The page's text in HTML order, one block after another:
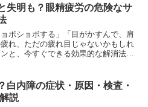
失明も？眼精疲労の危険なサ
ボショボする」「目がかすんで、肩
れ、ただの疲れ目じゃないかもしれ
と、今すぐできる効果的な解消法を
白内障の症状・原因・検査・
説